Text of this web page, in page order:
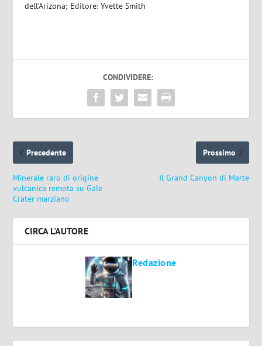
dell’Arizona; Editore: Yvette Smith
CONDIVIDERE:
Precedente
Minerale raro di origine
vulcanica remota su Gale
Crater marziano
Prossimo
Il Grand Canyon di Marte
CIRCA L'AUTORE
Redazione